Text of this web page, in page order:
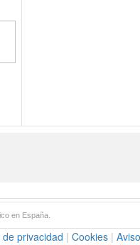
en España.
de privacidad | Cookies |